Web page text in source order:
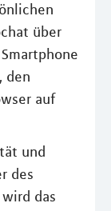
über
den
auf
und
des
das